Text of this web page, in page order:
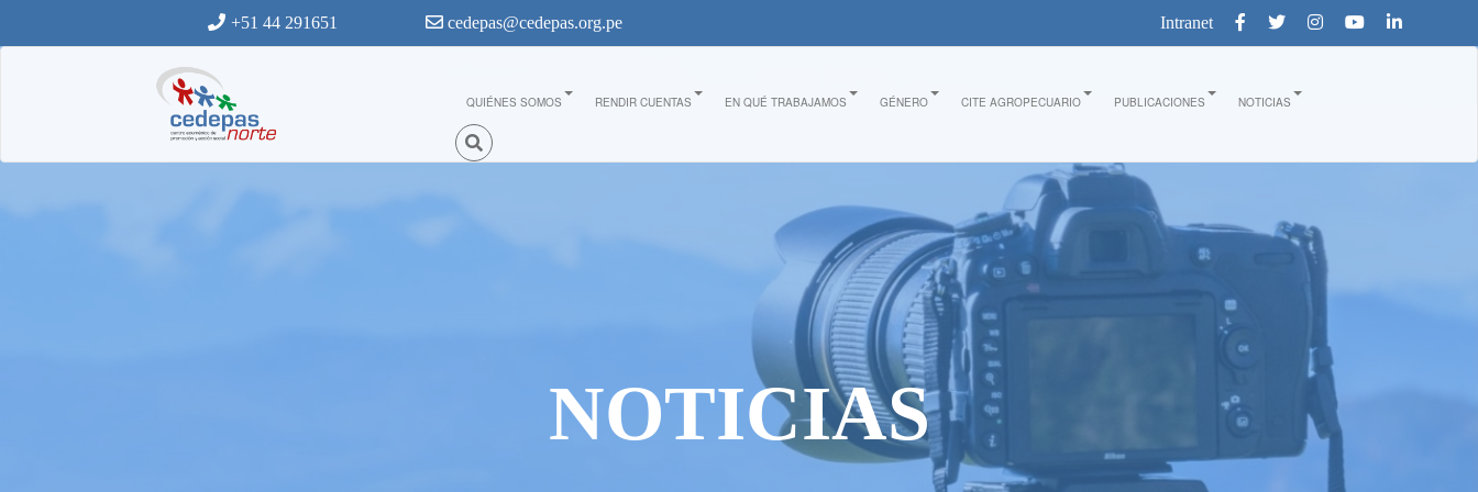
+51 44 291651 cedepas@cedepas.org.pe Intranet
QUIÉNES SOMOS RENDIR CUENTAS EN QUÉ TRABAJAMOS GÉNERO CITE AGROPECUARIO PUBLICACIONES NOTICIAS
NOTICIAS